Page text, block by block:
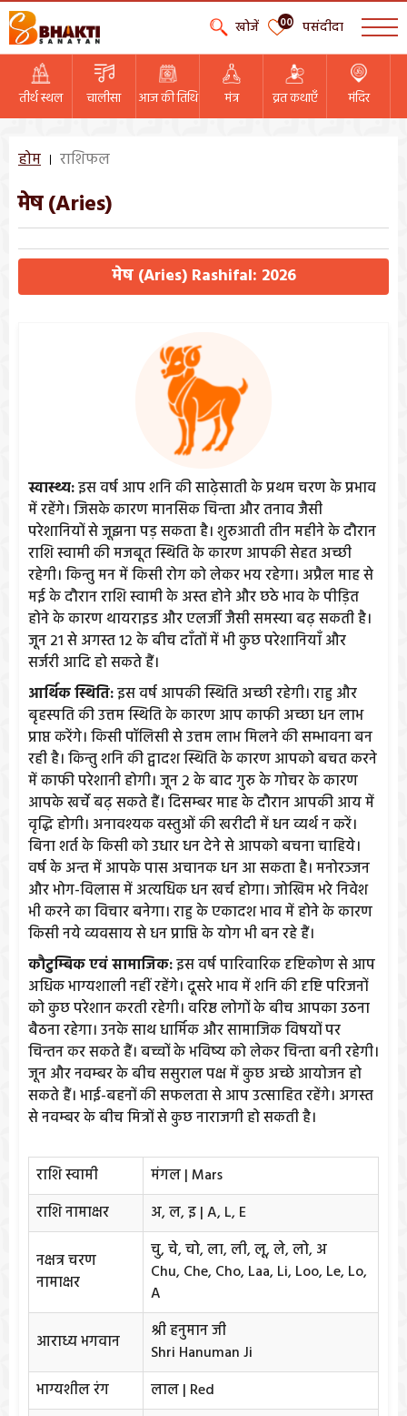
खोजें 00 पसंदीदा
तीर्थ स्थल चालीसा आज की तिथि मंत्र व्रत कथाएँ मंदिर
होम राशिफल
मेष (Aries)
मेष (Aries) Rashifal: 2026
स्वास्थ्य:इस वर्ष आप शनि की साढ़ेसाती के प्रथम चरण के प्रभाव
में रहेंगे। जिसके कारण मानसिक चिन्ता और तनाव जैसी
परेशानियों से जूझना पड़ सकता है। शुरुआती तीन महीने के दौरान
राशि स्वामी की मजबूत स्थिति के कारण आपकी सेहत अच्छी
रहेगी। किन्तु मन में किसी रोग को लेकर भय रहेगा। अप्रैल माह से
मई के दौरान राशि स्वामी के अस्त होने और छठे भाव के पीड़ित
होने के कारण थायराइड और एलर्जी जैसी समस्या बढ़ सकती है।
जून 21 से अगस्त 12 के बीच दाँतों में भी कुछ परेशानियाँ और
सर्जरी आदि हो सकते हैं।
आर्थिक स्थिति:इस वर्ष आपकी स्थिति अच्छी रहेगी। राहु और
बृहस्पति की उत्तम स्थिति के कारण आप काफी अच्छा धन लाभ
प्राप्त करेंगे। किसी पॉलिसी से उत्तम लाभ मिलने की सम्भावना बन
रही है। किन्तु शनि की द्वादश स्थिति के कारण आपको बचत करने
में काफी परेशानी होगी। जून 2 के बाद गुरु के गोचर के कारण
आपके खर्चे बढ़ सकते हैं। दिसम्बर माह के दौरान आपकी आय में
वृद्धि होगी। अनावश्यक वस्तुओं की खरीदी में धन व्यर्थ न करें।
बिना शर्त के किसी को उधार धन देने से आपको बचना चाहिये।
वर्ष के अन्त में आपके पास अचानक धन आ सकता है। मनोरञ्जन
और भोग-विलास में अत्यधिक धन खर्च होगा। जोखिम भरे निवेश
भी करने का विचार बनेगा। राहु के एकादश भाव में होने के कारण
किसी नये व्यवसाय से धन प्राप्ति के योग भी बन रहे हैं।
कौटुम्बिक एवं सामाजिक:इस वर्ष पारिवारिक दृष्टिकोण से आप
अधिक भाग्यशाली नहीं रहेंगे। दूसरे भाव में शनि की दृष्टि परिजनों
को कुछ परेशान करती रहेगी। वरिष्ठ लोगों के बीच आपका उठना
बैठना रहेगा। उनके साथ धार्मिक और सामाजिक विषयों पर
चिन्तन कर सकते हैं। बच्चों के भविष्य को लेकर चिन्ता बनी रहेगी।
जून और नवम्बर के बीच ससुराल पक्ष में कुछ अच्छे आयोजन हो
सकते हैं। भाई-बहनों की सफलता से आप उत्साहित रहेंगे। अगस्त
से नवम्बर के बीच मित्रों से कुछ नाराजगी हो सकती है।
राशि स्वामी
मंगल | Mars
राशि नामाक्षर
अ, ल, इ | A, L, E
नक्षत्र चरण
नामाक्षर
चु, चे, चो, ला, ली, लू, ले, लो, अ
Chu, Che, Cho, Laa, Li, Loo, Le, Lo,
A
आराध्य भगवान
श्री हनुमान जी
Shri Hanuman Ji
भाग्यशील रंग
लाल | Red